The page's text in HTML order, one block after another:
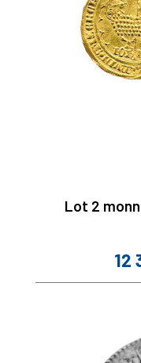
Lot 2
Prix
12